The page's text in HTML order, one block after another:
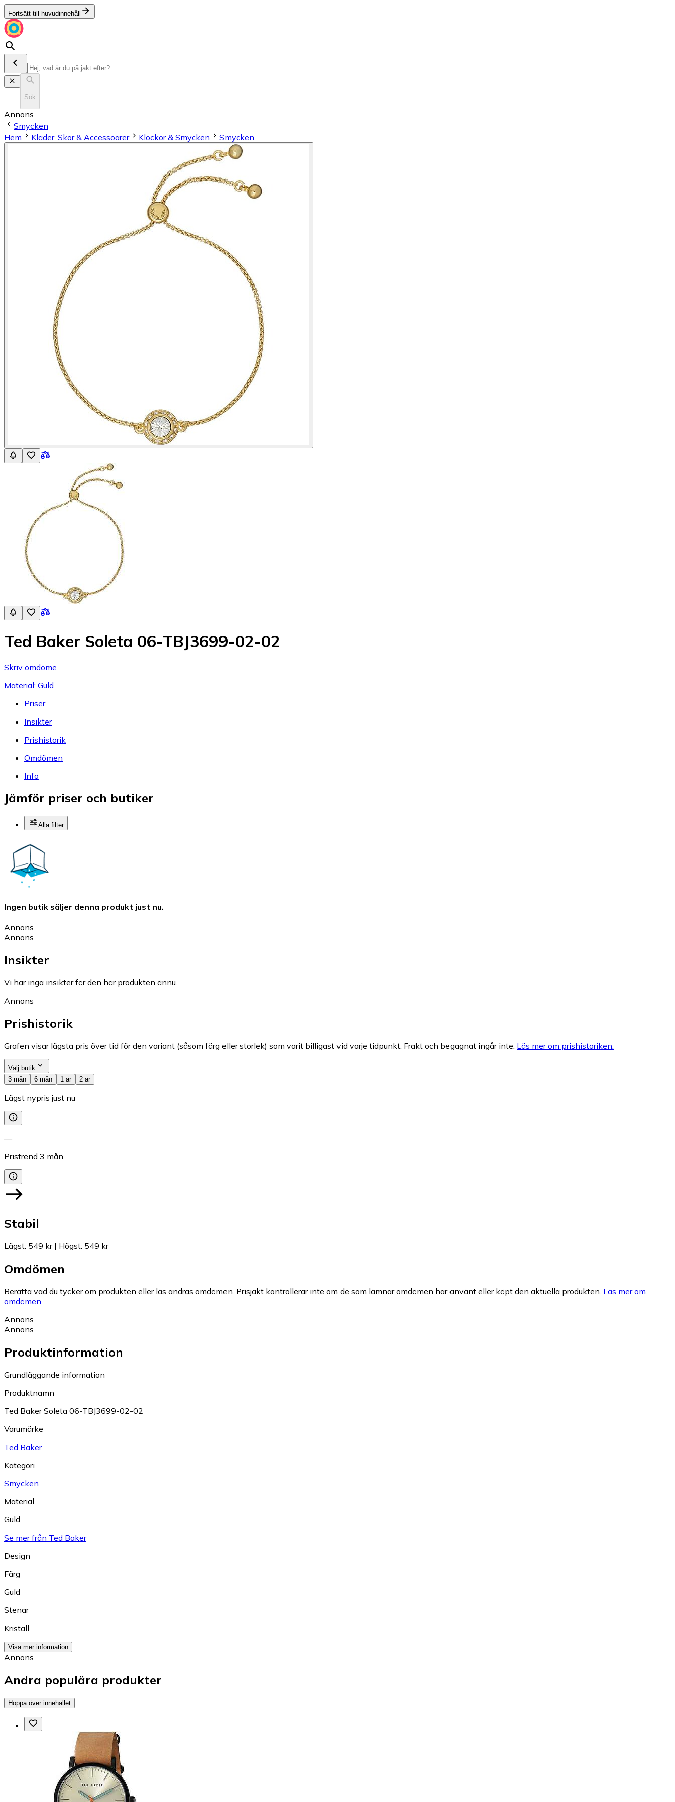
Fortsätt till huvudinnehåll
Sök
Annons
Smycken
Hem
Kläder, Skor & Accessoarer Klockor & Smycken Smycken
Ted Baker Soleta 06-TBJ3699-02-02
Skriv omdöme
Material: Guld
Priser
Insikter
Prishistorik
Omdömen
Info
Jämför priser och butiker
Alla filter
Ingen butik säljer denna produkt just nu.
Annons
Annons
Insikter
Vi har inga insikter för den här produkten ännu.
Annons
Prishistorik
Grafen visar lägsta pris över tid för den variant (såsom färg eller storlek) som varit billigast vid varje tidpunkt. Frakt och begagnat ingår inte. Läs mer om prishistoriken.
Välj butik
3 mån
6 mån 1 år 2 år
Lägst nypris just nu
—
Pristrend 3 mån
Stabil
Lägst: 549 kr| Högst: 549 kr
Omdömen
Berätta vad du tycker om produkten eller läs andras omdömen. Prisjakt kontrollerar inte om de som lämnar omdömen har använt eller köpt den aktuella produkten. Läs mer om
omdömen.
Annons
Annons
Produktinformation
Grundläggande information
Produktnamn
Ted Baker Soleta 06-TBJ3699-02-02
Varumärke
Ted Baker
Kategori
Smycken
Material
Guld
Se mer från Ted Baker
Design
Färg
Guld
Stenar
Kristall
Visa mer information
Annons
Andra populära produkter
Hoppa över innehållet